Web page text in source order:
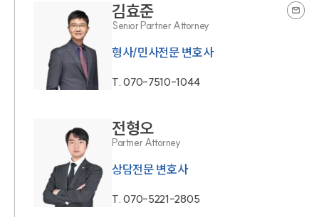
김효준
Senior Partner Attorney
형사/민사전문 변호사
T.070-7510-1044
전형오
Partner Attorney
상담전문 변호사
T.070-5221-2805